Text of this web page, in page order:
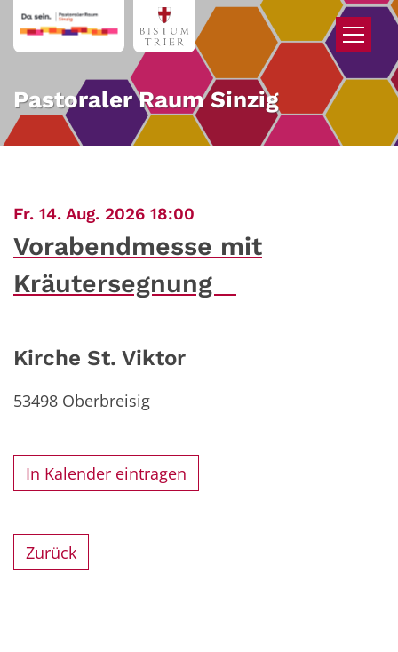
Zum Inhalt springen
Pastoraler Raum Sinzig
Fr. 14. Aug. 2026 18:00
Vorabendmesse mit
Kräutersegnung
Kirche St. Viktor
53498 Oberbreisig
In Kalender eintragen
Zurück